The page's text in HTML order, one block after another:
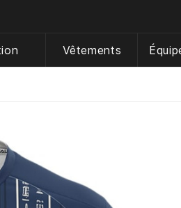
Vêtements